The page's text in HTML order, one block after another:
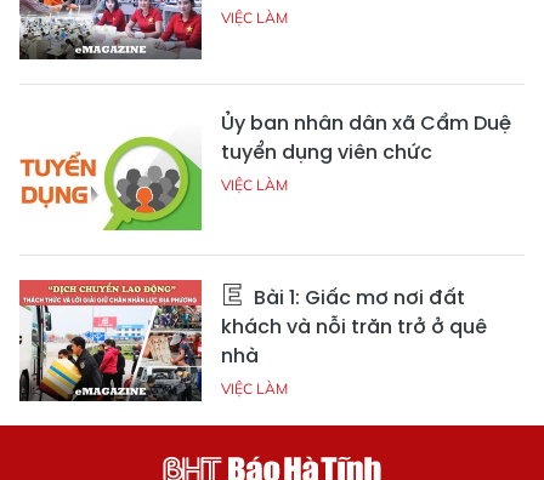
VIỆC LÀM
Ủy ban nhân dân xã Cẩm Duệ
tuyển dụng viên chức
VIỆC LÀM
Bài 1: Giấc mơ nơi đất
khách và nỗi trăn trở ở quê
nhà
VIỆC LÀM